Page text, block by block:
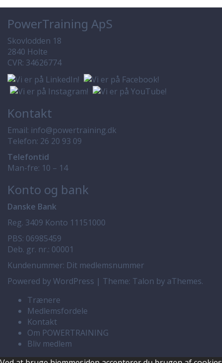
PowerTraining ApS
Skovlodden 18
2840 Holte
CVR: 34626774
Kontakt
Email: info@powertraining.dk
Telefon: 26 20 93 09
Telefontid
Man-fre: 10 – 14
Konto og bank
Danske Bank
Reg. 3409 Konto 11151000
PBS: 06985459
Deb. gr. nr.: 00001
Kundenummer: Dit medlemsnummer
Powered by WordPress | Theme: Talon by aThemes.
Trænere
Medlemsfordele
Kontakt
Om POWERTRAINING
Bliv medlem